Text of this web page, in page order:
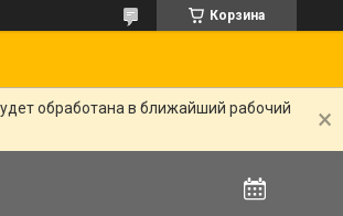
Корзина
обработана в ближайший рабочий